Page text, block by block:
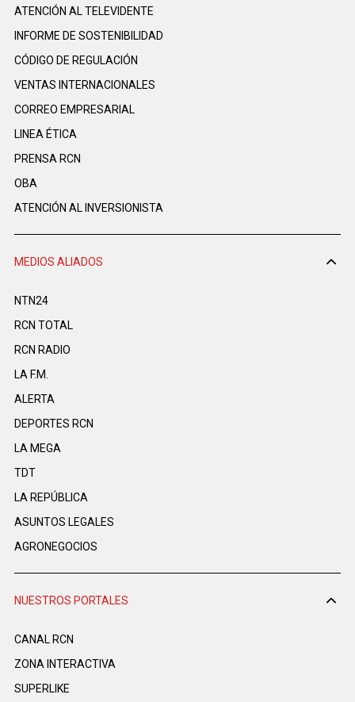
ATENCIÓN AL TELEVIDENTE
INFORME DE SOSTENIBILIDAD
CÓDIGO DE REGULACIÓN
VENTAS INTERNACIONALES
CORREO EMPRESARIAL
LINEA ÉTICA
PRENSA RCN
OBA
ATENCIÓN AL INVERSIONISTA
MEDIOS ALIADOS
NTN24
RCN TOTAL
RCN RADIO
LA F.M.
ALERTA
DEPORTES RCN
LA MEGA
TDT
LA REPÚBLICA
ASUNTOS LEGALES
AGRONEGOCIOS
NUESTROS PORTALES
CANAL RCN
ZONA INTERACTIVA
SUPERLIKE